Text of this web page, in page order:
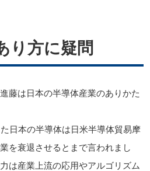
り方に疑問
藤は日本の半導体産業のありかた
日本の半導体は日米半導体貿易摩
を衰退させるとまで言われまし
は産業上流の応用やアルゴリズム